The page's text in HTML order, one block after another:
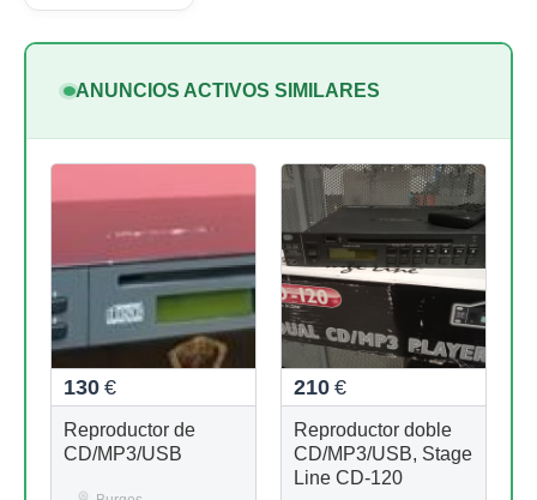
ANUNCIOS ACTIVOS SIMILARES
130 €
Reproductor de
CD/MP3/USB
210 €
Reproductor doble
CD/MP3/USB, Stage
Line CD-120